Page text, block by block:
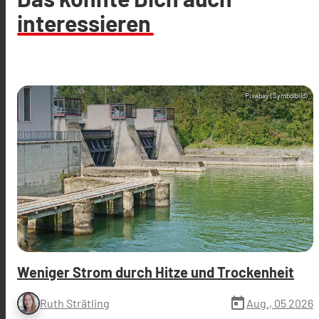
interessieren
Pixabay (Symbolbild)
Weniger Strom durch Hitze und Trockenheit
Ruth Strätling today Aug., 05 2026